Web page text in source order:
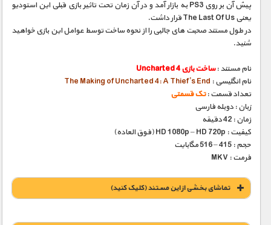
پیش آن بر روی PS3 به بازار آمد و در آن زمان تحت تاثیر بازی قبلی این استودیو
یعنی The Last Of Us قرار داشت.
در طول مستند صحبت های جالبی را از نحوه ساخت توسط عوامل این بازی خواهید
شنید.
نام مستند :ساخت بازی Uncharted 4
نام انگلیسی : The Making of Uncharted 4: A Thief’s End
تعداد قسمت :تک قسمتی
زبان : دوبله فارسی
زمان : 42 دقیقه
کیفیت : HD 1080p – HD 720p (فوق العاده)
حجم : 415 – 516 مگابایت
فرمت : MKV
تماشای بخشی از این مستند (کلیک کنید)